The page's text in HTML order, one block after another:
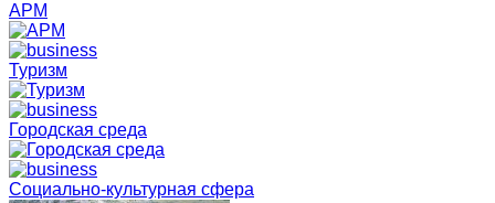
АРМ
Туризм
Городская среда
Социально-культурная сфера